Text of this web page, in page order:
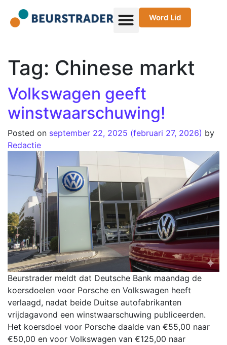
Word Lid
Tag: Chinese markt
Volkswagen geeft
winstwaarschuwing!
Posted on september 22, 2025 (februari 27, 2026) by
Redactie
Beurstrader meldt dat Deutsche Bank maandag de
koersdoelen voor Porsche en Volkswagen heeft
verlaagd, nadat beide Duitse autofabrikanten
vrijdagavond een winstwaarschuwing publiceerden.
Het koersdoel voor Porsche daalde van €55,00 naar
€50,00 en voor Volkswagen van €125,00 naar